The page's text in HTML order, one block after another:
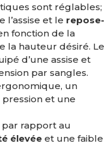
sont réglables;
l’assise et le repose-
fonction de la
la hauteur désiré. Le
d’une assise et
par sangles.
un
et une
par rapport au
élevée et une faible